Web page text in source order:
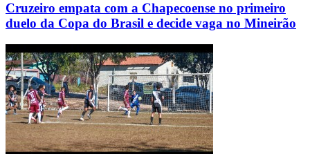
Cruzeiro empata com a Chapecoense no primeiro
duelo da Copa do Brasil e decide vaga no Mineirão